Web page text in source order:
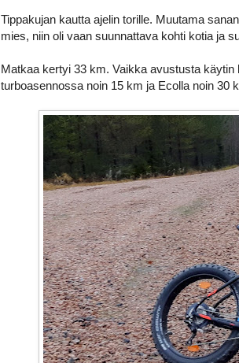
Tippakujan kautta ajelin torille. Muutama
mies, niin oli vaan suunnattava kohti kotia ja
Matkaa kertyi 33 km. Vaikka avustusta
turboasennossa noin 15 km ja Ecolla noin 30